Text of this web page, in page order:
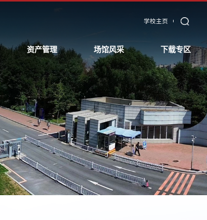
学校主页
资产管理 场馆风采 下载专区